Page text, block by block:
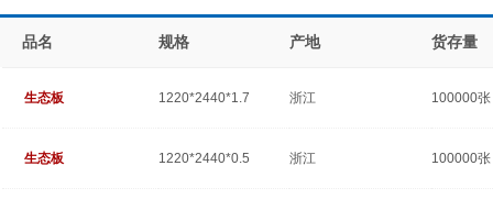
品名 规格 产地 货存量
生态板 1220*2440*1.7 浙江 100000张
生态板 1220*2440*0.5 浙江 100000张